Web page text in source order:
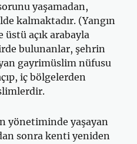
yaşamadan,
kalmaktadır. (Yangın
üstü açık arabayla
bulunanlar, şehrin
gayrimüslim nüfusu
iç bölgelerden
yönetiminde yaşayan
sonra kenti yeniden